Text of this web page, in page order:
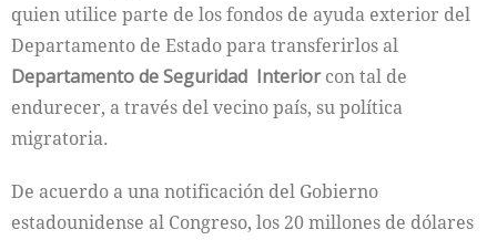
quien utilice parte de los fondos de ayuda exterior del
Departamento de Estado para transferirlos al
Departamento de Seguridad Interiorcon tal de
endurecer, a través del vecino país, su política
migratoria.
De acuerdo a una notificación del Gobierno
estadounidense al Congreso, los 20 millones de dólares